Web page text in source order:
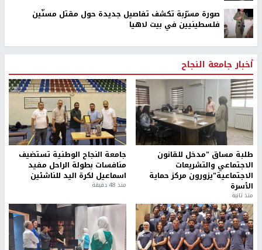
صورة مسرّبة تكشف تفاصيل جديدة حول مقتل مسنّين
فلسطينيين في بيت لاهيا
أخبار جامعة النجاح
طلبة مساق "مدخل للقانون
الاجتماعي والتشريعات
الاجتماعية"يزورون مركز حماية
الأسرة
منذ ثانية
جامعة النجاح الوطنية تستضيف
منافسات بطولة الراحل مفيد
اسماعيل لكرة اليد للناشئين
منذ 48 دقيقة